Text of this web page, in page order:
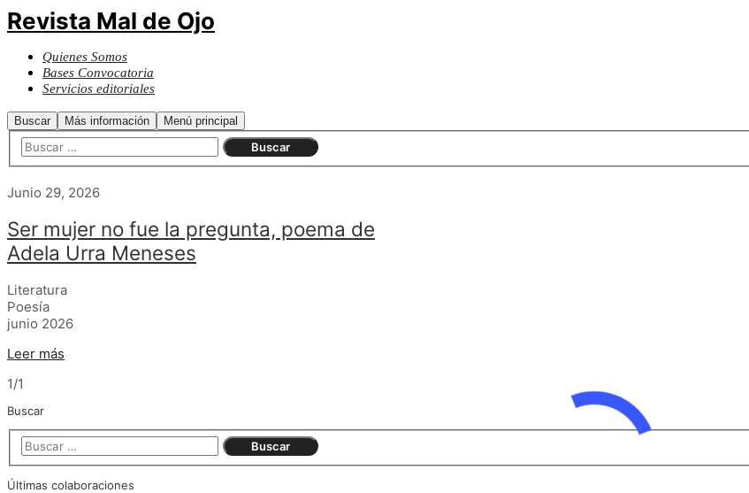
Revista Mal de Ojo
Quienes Somos
Bases Convocatoria
Servicios editoriales
Buscar Más información Menú principal
Junio 29, 2026
Ser mujer no fue la pregunta, poema de
Adela Urra Meneses
Literatura
Poesía
junio 2026
Leer más
1/1
Buscar
Últimas colaboraciones